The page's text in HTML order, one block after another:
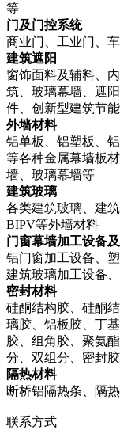
等
门及门控系统
商业门、工业门、
建筑遮阳
窗饰面料及辅料、
筑、玻璃幕墙、遮
件、创新型建筑节能
外墙材料
铝单板、铝塑板、
等各种金属幕墙板
墙、玻璃幕墙等
建筑玻璃
各类建筑玻璃、建
BIPV等外墙材料
门窗幕墙加工设备
铝门窗加工设备、
建筑玻璃加工设备
密封材料
硅酮结构胶、硅酮
璃胶、铝板胶、丁
胶、组角胶、聚氨
分、双组分、密封
隔热材料
断桥铝隔热条、隔
联系方式